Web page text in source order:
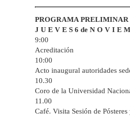
PROGRAMA PRELIMINAR
J U E V E S 6 de N O V I E
9:00
Acreditación
10:00
Acto inaugural autoridades
10.30
Coro de la Universidad
11.00
Café. Visita Sesión de